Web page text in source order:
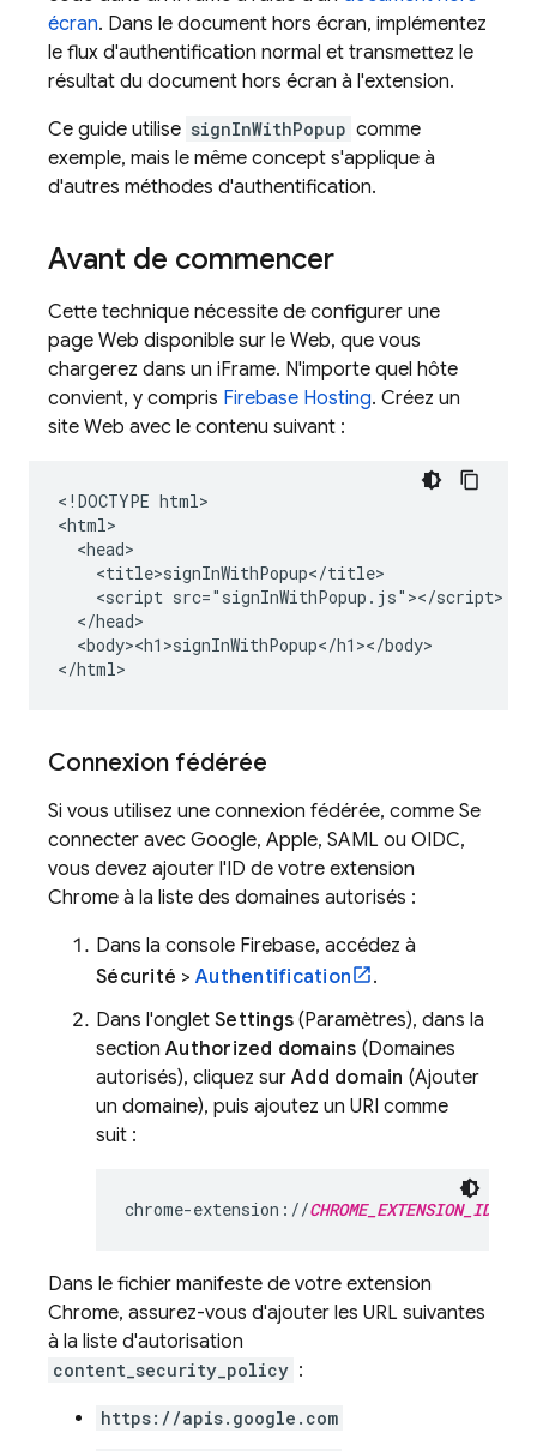
écran. Dans le document hors écran, implémentez
le flux d'authentification normal et transmettez le
résultat du document hors écran à l'extension.
Ce guide utilise signInWithPopup comme
exemple, mais le même concept s'applique à
d'autres méthodes d'authentification.
Avant de commencer
Cette technique nécessite de configurer une
page Web disponible sur le Web, que vous
chargerez dans un iFrame. N'importe quel hôte
convient, y compris Firebase Hosting. Créez un
site Web avec le contenu suivant :
<!DOCTYPE html>
<html>
  <head>
    <title>signInWithPopup</title>
    <script src="signInWithPopup.js"></script>
  </head>
  <body><h1>signInWithPopup</h1></body>
</html>
Connexion fédérée
Si vous utilisez une connexion fédérée, comme Se
connecter avec Google, Apple, SAML ou OIDC,
vous devez ajouter l'ID de votre extension
Chrome à la liste des domaines autorisés :
Dans la console Firebase, accédez à
Sécurité > Authentification
.
Dans l'onglet Settings (Paramètres), dans la
section Authorized domains (Domaines
autorisés), cliquez sur Add domain (Ajouter
un domaine), puis ajoutez un URI comme
suit :
chrome-extension://CHROME_EXTENSION_ID
Dans le fichier manifeste de votre extension
Chrome, assurez-vous d'ajouter les URL suivantes
à la liste d'autorisation
content_security_policy :
https://apis.google.com